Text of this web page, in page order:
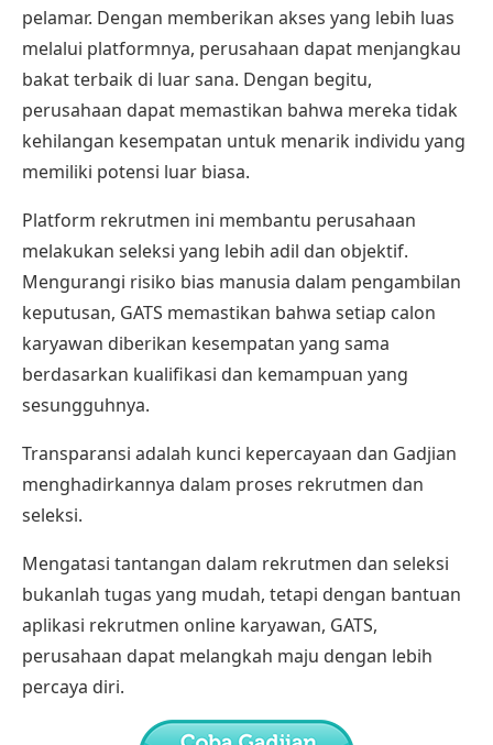
pelamar. Dengan memberikan akses yang lebih luas
melalui platformnya, perusahaan dapat menjangkau
bakat terbaik di luar sana. Dengan begitu,
perusahaan dapat memastikan bahwa mereka tidak
kehilangan kesempatan untuk menarik individu yang
memiliki potensi luar biasa.
Platform rekrutmen ini membantu perusahaan
melakukan seleksi yang lebih adil dan objektif.
Mengurangi risiko bias manusia dalam pengambilan
keputusan, GATS memastikan bahwa setiap calon
karyawan diberikan kesempatan yang sama
berdasarkan kualifikasi dan kemampuan yang
sesungguhnya.
Transparansi adalah kunci kepercayaan dan Gadjian
menghadirkannya dalam proses rekrutmen dan
seleksi.
Mengatasi tantangan dalam rekrutmen dan seleksi
bukanlah tugas yang mudah, tetapi dengan bantuan
aplikasi rekrutmen online karyawan, GATS,
perusahaan dapat melangkah maju dengan lebih
percaya diri.